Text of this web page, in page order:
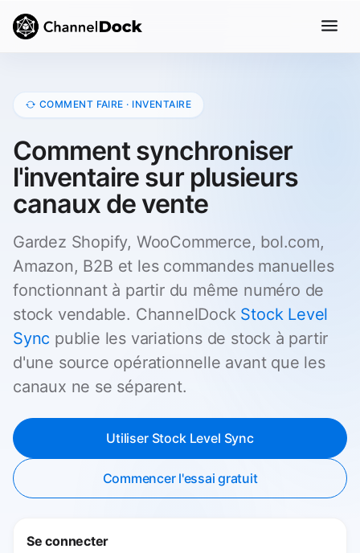
COMMENT FAIRE · INVENTAIRE
Comment synchroniser
l'inventaire sur plusieurs
canaux de vente
Gardez Shopify, WooCommerce, bol.com,
Amazon, B2B et les commandes manuelles
fonctionnant à partir du même numéro de
stock vendable. ChannelDock Stock Level
Sync publie les variations de stock à partir
d'une source opérationnelle avant que les
canaux ne se séparent.
Utiliser Stock Level Sync
Commencer l'essai gratuit
Se connecter